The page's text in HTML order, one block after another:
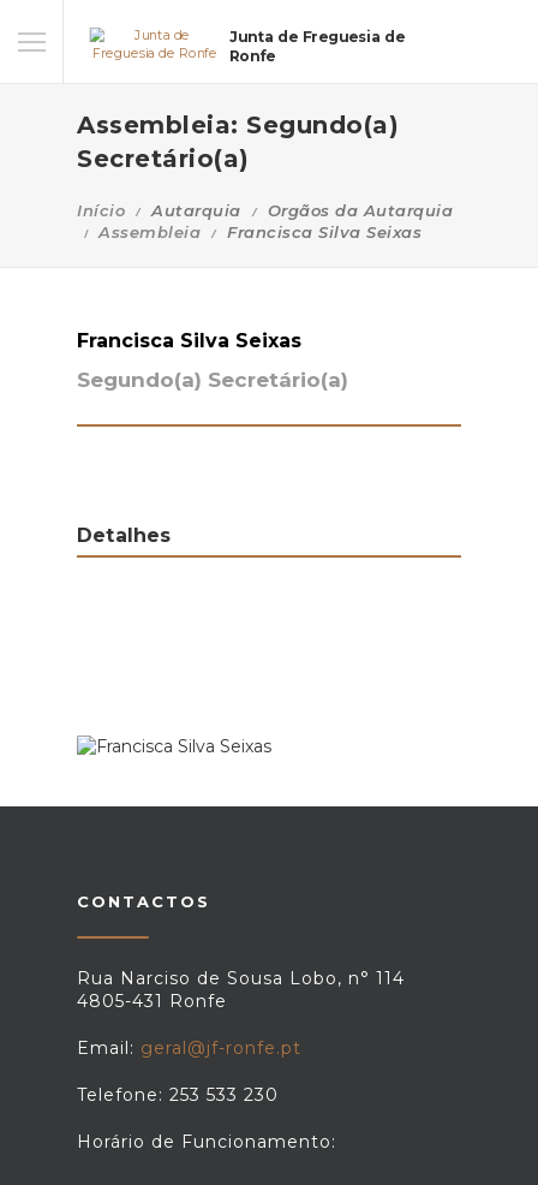
Junta de Freguesia de
Ronfe
Assembleia: Segundo(a)
Secretário(a)
Início Autarquia
Orgãos da Autarquia
Assembleia
Francisca Silva Seixas
Francisca Silva Seixas
Segundo(a) Secretário(a)
Detalhes
CONTACTOS
Rua Narciso de Sousa Lobo, n° 114
4805-431 Ronfe
Email: geral@jf-ronfe.pt
Telefone: 253 533 230
Horário de Funcionamento: